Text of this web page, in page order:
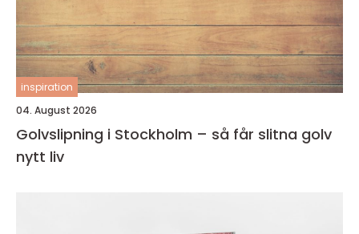
inspiration
04. August 2026
Golvslipning i Stockholm – så får slitna golv
nytt liv